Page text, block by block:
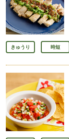
きゅうり 時短